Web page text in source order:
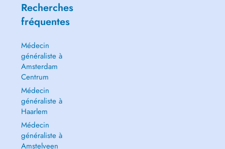
Recherches
fréquentes
Médecin
généraliste à
Amsterdam
Centrum
Médecin
généraliste à
Haarlem
Médecin
généraliste à
Amstelveen